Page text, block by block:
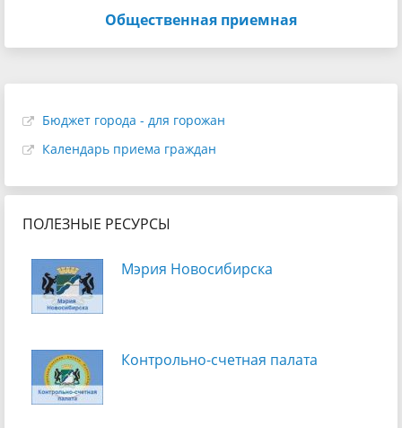
Общественная приемная
Бюджет города - для горожан
Календарь приема граждан
ПОЛЕЗНЫЕ РЕСУРСЫ
Мэрия Новосибирска
Контрольно-счетная палата